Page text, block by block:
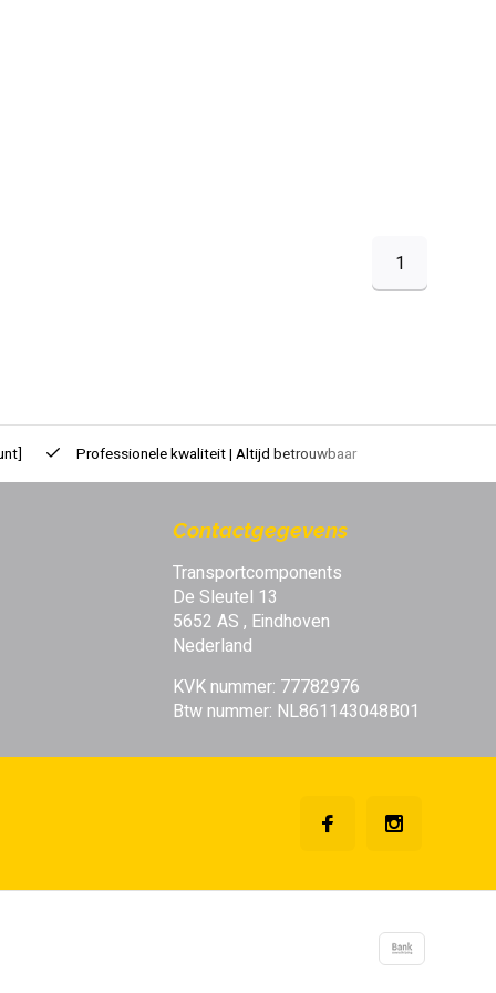
1
Professionele kwaliteit | Altijd betrouwbaar
Contactgegevens
Transportcomponents
De Sleutel 13
5652 AS , Eindhoven
Nederland
KVK nummer: 77782976
Btw nummer: NL861143048B01